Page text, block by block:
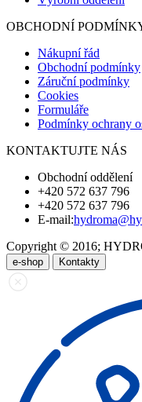
OBCHODNÍ
Nákupní řád
Obchodní podmínky
Záruční podmínky
Cookies
Formuláře
Podmínky ochrany
KONTAKTUJTE NÁS
Obchodní oddělení
+420 572 637 796
+420 572 637 796
E-mail:
Copyright © 2016;
e-shop Kontakty